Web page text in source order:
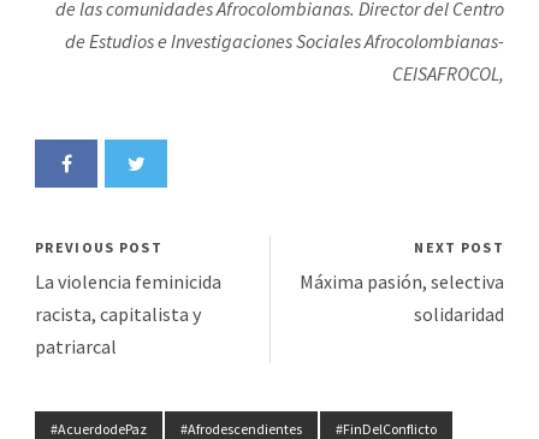
de las comunidades Afrocolombianas. Director del Centro
de Estudios e Investigaciones Sociales Afrocolombianas-
CEISAFROCOL,
PREVIOUS POST
La violencia feminicida
racista, capitalista y
patriarcal
NEXT POST
Máxima pasión, selectiva
solidaridad
#AcuerdodePaz #Afrodescendientes
#FinDelConflicto